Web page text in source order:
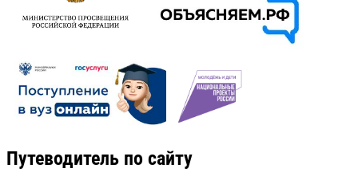
Путеводитель по сайту